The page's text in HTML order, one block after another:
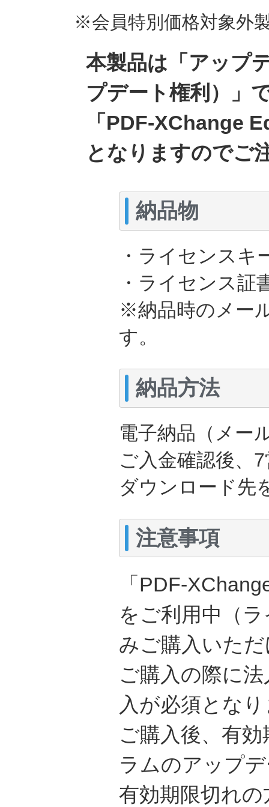
※会員特別価格対象外
本製品は「アップ
プデート権利）」
「PDF-XChange
となりますのでご
納品物
・ライセンスキ
・ライセンス証
※納品時のメー
す。
納品方法
電子納品（メー
ご入金確認後、
ダウンロード先
注意事項
「PDF-
をご利用中（
みご購入いた
ご購入の際に
入が必須とな
ご購入後、有
ラムのアップ
有効期限切れ